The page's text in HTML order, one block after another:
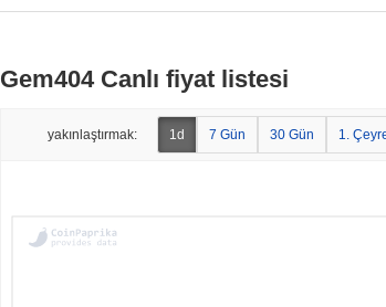
Gem404 Canlı fiyat listesi
yakınlaştırmak: 1d 7 Gün 30 Gün 1.